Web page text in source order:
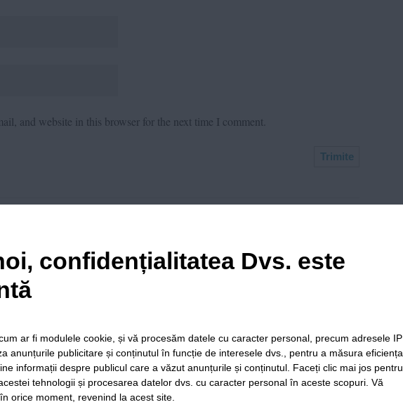
and website in this browser for the next time I comment.
May 2, 2023 at 11:53 am
5 sunt glumeti rau :))) Cand i-am sunat sa le spun ca o grupare se
Redactia
Folosinta
Termeni si
confidențialitatea Dvs. este
ar fi modulele cookie, și vă procesăm datele cu caracter personal, precum adresele IP
anunțurile publicitare și conținutul în funcție de interesele dvs., pentru a măsura eficiența
informații despre publicul care a văzut anunțurile și conținutul. Faceți clic mai jos pentru
tehnologii și procesarea datelor dvs. cu caracter personal în aceste scopuri. Vă
orice moment, revenind la acest site.